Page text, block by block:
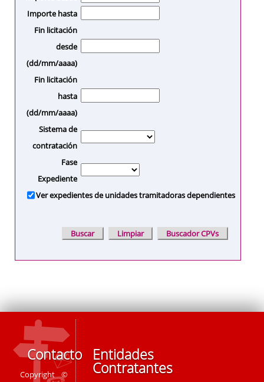
Importe hasta
Fin licitación
desde
(dd/mm/aaaa)
Fin licitación
hasta
(dd/mm/aaaa)
Sistema de
contratación
Fase
Expediente
Ver expedientes de unidades tramitadoras dependientes
Contacto
Copyright ©
Entidades
Contratantes